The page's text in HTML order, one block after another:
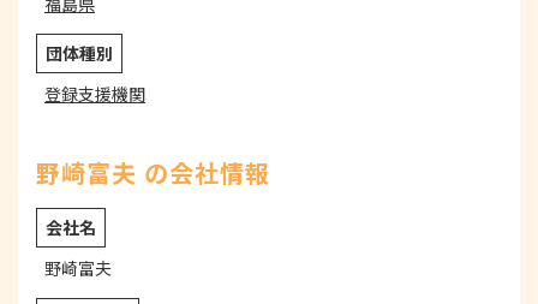
団体種別
登録支援機関
野崎富夫 の会社情報
会社名
野崎富夫